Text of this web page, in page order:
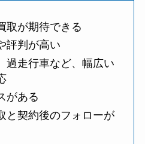
取が期待できる
評判が高い
過走行車など、幅広い
がある
と契約後のフォローが